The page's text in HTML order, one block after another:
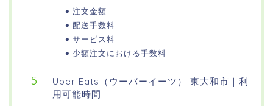
注文金額
配送手数料
サービス料
少額注文における手数料
Uber Eats（ウーバーイーツ） 東大和市｜利
用可能時間